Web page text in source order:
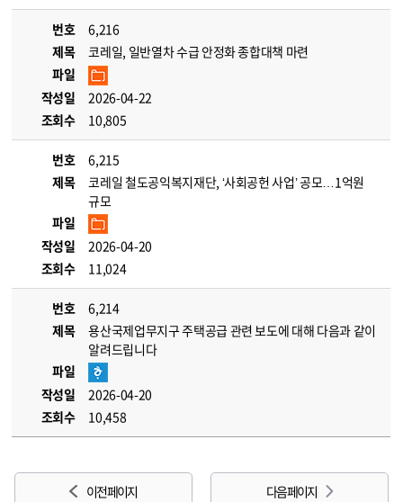
번호
6,216
제목
코레일, 일반열차 수급 안정화 종합대책 마련
파일
작성일
2026-04-22
조회수
10,805
번호
6,215
제목
코레일 철도공익복지재단, ‘사회공헌 사업’ 공모…1억원
규모
파일
작성일
2026-04-20
조회수
11,024
번호
6,214
제목
용산국제업무지구 주택공급 관련 보도에 대해 다음과 같이
알려드립니다
파일
작성일
2026-04-20
조회수
10,458
이전 페이지 다음 페이지